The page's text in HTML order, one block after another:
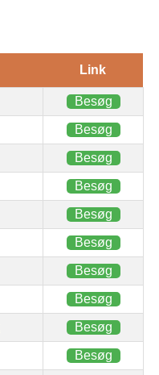
Link
Besøg
Besøg
Besøg
Besøg
Besøg
Besøg
Besøg
Besøg
Besøg
Besøg